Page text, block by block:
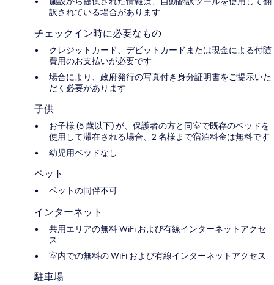
訳されている場合があります
チェックイン時に必要なもの
クレジットカード、デビットカードまたは現金による付随
費用のお支払いが必要です
場合により、政府発行の写真付き身分証明書をご提示いた
だく必要があります
子供
お子様 (5 歳以下) が、保護者の方と同室で既存のベッドを
使用して滞在される場合、2 名様まで宿泊料金は無料です
幼児用ベッドなし
ペット
ペットの同伴不可
インターネット
共用エリアの無料 WiFi および有線インターネットアクセ
ス
室内での無料の WiFi および有線インターネットアクセス
駐車場